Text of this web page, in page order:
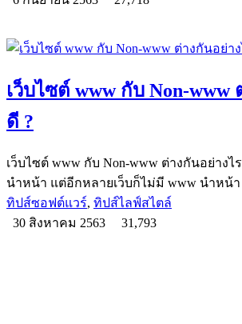
เว็บไซต์ www กับ Non-
ดี ?
เว็บไซต์ www กับ Non-www ต่างกันอย่าง
นำหน้า แต่อีกหลายเว็บก็ไม่มี www นำหน้า
ทิปส์ซอฟต์แวร์, ทิปส์ไลฟ์สไตล์
30 สิงหาคม 2563
31,793